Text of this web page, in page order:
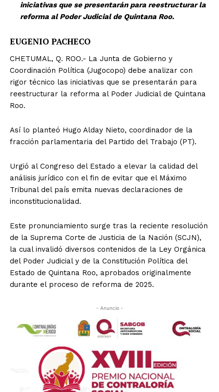
iniciativas que se presentarán para reestructurar la
reforma al Poder Judicial de Quintana Roo.
EUGENIO PACHECO
CHETUMAL, Q. ROO.- La Junta de Gobierno y
Coordinación Política (Jugocopo) debe analizar con
rigor técnico las iniciativas que se presentarán para
reestructurar la reforma al Poder Judicial de Quintana
Roo.
Así lo planteó Hugo Alday Nieto, coordinador de la
fracción parlamentaria del Partido del Trabajo (PT).
Urgió al Congreso del Estado a elevar la calidad del
análisis jurídico con el fin de evitar que el Máximo
Tribunal del país emita nuevas declaraciones de
inconstitucionalidad.
Este pronunciamiento surge tras la reciente resolución
de la Suprema Corte de Justicia de la Nación (SCJN),
la cual invalidó diversos contenidos de la Ley Orgánica
del Poder Judicial y de la Constitución Política del
Estado de Quintana Roo, aprobados originalmente
durante el proceso de reforma de 2025.
- Anuncio -